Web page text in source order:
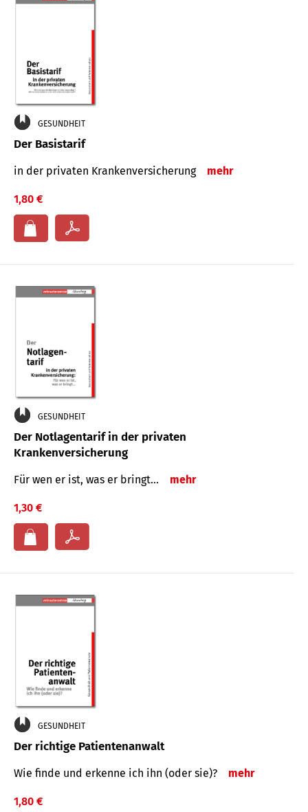
GESUNDHEIT
Der Basistarif
in der privaten Kran­ken­ver­siche­rung mehr
1,80 €
GESUNDHEIT
Der Notlagentarif in der privaten
Krankenversicherung
Für wen er ist, was er bringt… mehr
1,30 €
GESUNDHEIT
Der richtige Patientenanwalt
Wie finde und erkenne ich ihn (oder sie)? mehr
1,80 €